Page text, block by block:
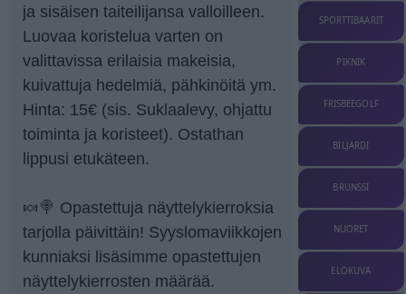
ja sisäisen taiteilijansa valloilleen.
Luovaa koristelua varten on
valittavissa erilaisia makeisia,
kuivattuja hedelmiä, pähkinöitä ym.
Hinta: 15€ (sis. Suklaalevy, ohjattu
toiminta ja koristeet). Ostathan
lippusi etukäteen.
🍬🍭 Opastettuja näyttelykierroksia
tarjolla päivittäin! Syyslomaviikkojen
kunniaksi lisäsimme opastettujen
näyttelykierrosten määrää.
SPORTTIBAARIT
PIKNIK
FRISBEEGOLF
BILJARDI
BRUNSSI
NUORET
ELOKUVA